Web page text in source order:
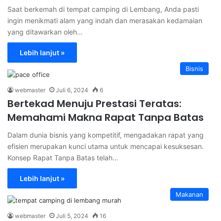
Saat berkemah di tempat camping di Lembang, Anda pasti
ingin menikmati alam yang indah dan merasakan kedamaian
yang ditawarkan oleh…
Lebih lanjut »
Bisnis
webmaster Juli 6, 2024 6
Bertekad Menuju Prestasi Teratas:
Memahami Makna Rapat Tanpa Batas
Dalam dunia bisnis yang kompetitif, mengadakan rapat yang
efisien merupakan kunci utama untuk mencapai kesuksesan.
Konsep Rapat Tanpa Batas telah…
Lebih lanjut »
Makanan
webmaster Juli 5, 2024 16